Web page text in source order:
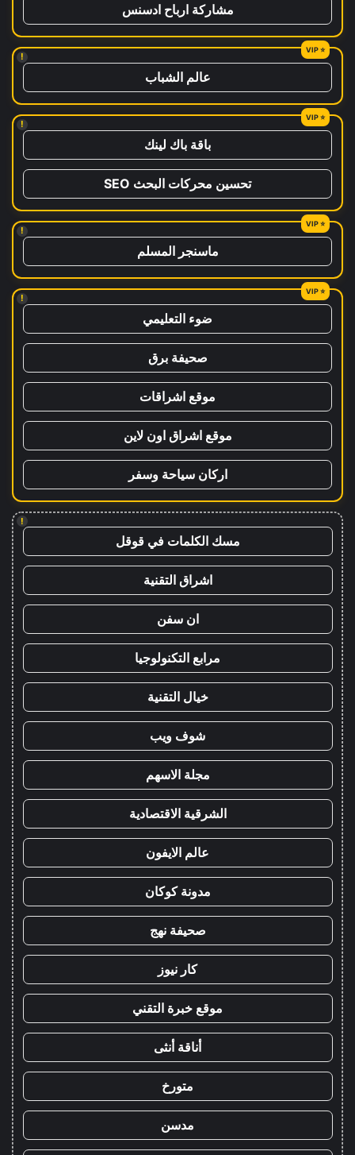
مشاركة ارباح ادسنس
!
عالم الشباب
!
باقة باك لينك
تحسين محركات البحث SEO
!
ماسنجر المسلم
!
ضوء التعليمي
صحيفة برق
موقع اشراقات
موقع اشراق اون لاين
اركان سياحة وسفر
!
مسك الكلمات في قوقل
اشراق التقنية
ان سفن
مرابع التكنولوجيا
خيال التقنية
شوف ويب
مجلة الاسهم
الشرقية الاقتصادية
عالم الايفون
مدونة كوكان
صحيفة نهج
كار نيوز
موقع خبرة التقني
أناقة أنثى
متورخ
مدسن